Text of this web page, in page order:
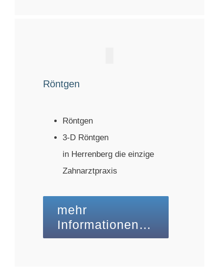
Röntgen
Röntgen
3-D Röntgen
in Herrenberg die einzige
Zahnarztpraxis
mehr
Informationen…